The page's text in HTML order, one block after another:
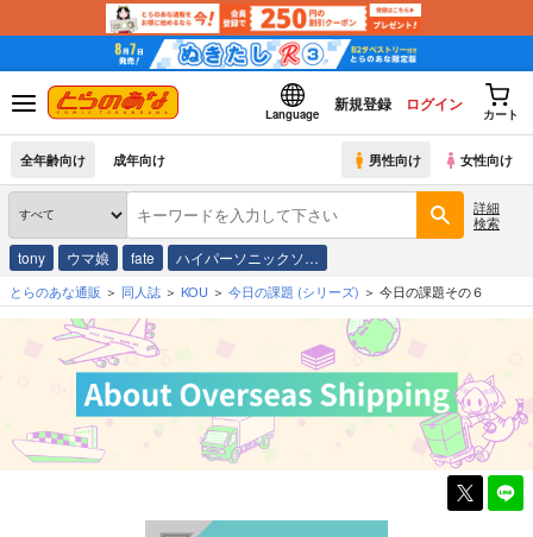
Language
新規登録 ログイン
カート
全年齢向け 成年向け 男性向け 女性向け
詳細
検索
tony ウマ娘 fate ハイパーソニックソ…
とらのあな通販 同人誌 KOU 今日の課題 (シリーズ) 今日の課題その６